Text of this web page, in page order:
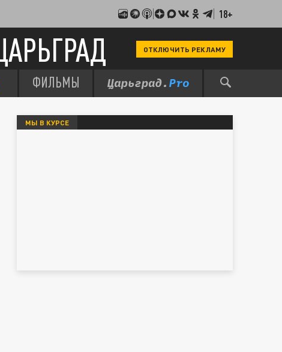
18+
ОТКЛЮЧИТЬ РЕКЛАМУ
ФИЛЬМЫ
МЫ В КУРСЕ